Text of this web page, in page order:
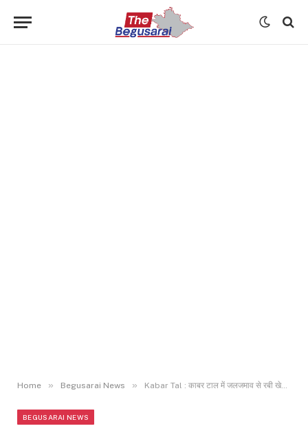
Home » Begusarai News » Kabar Tal : काबर टाल में जलजमाव से रबी खेती ठप, हजारों किसान संकट में..
BEGUSARAI NEWS